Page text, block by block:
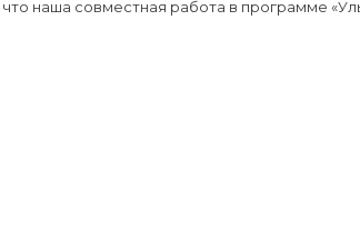
что наша совместная работа в программе